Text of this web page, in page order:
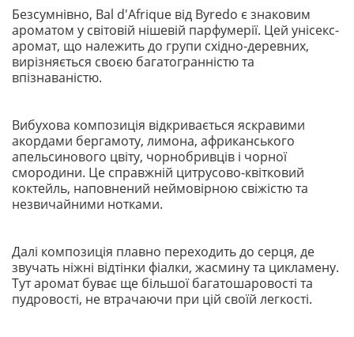
Безсумнівно, Bal d'Afrique від Byredo є знаковим
ароматом у світовій нішевій парфумерії. Цей унісекс-
аромат, що належить до групи східно-деревних,
вирізняється своєю багатогранністю та
впізнаваністю.
Вибухова композиція відкривається яскравими
акордами бергамоту, лимона, африканського
апельсинового цвіту, чорнобривців і чорної
смородини. Це справжній цитрусово-квітковий
коктейль, наповнений неймовірною свіжістю та
незвичайними нотками.
Далі композиція плавно переходить до серця, де
звучать ніжні відтінки фіалки, жасмину та цикламену.
Тут аромат буває ще більшої багатошаровості та
пудровості, не втрачаючи при цій своїй легкості.